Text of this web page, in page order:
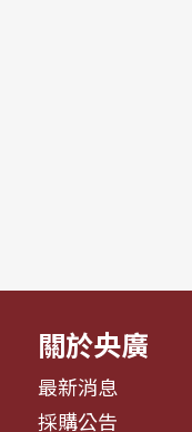
關於央廣
最新消息
採購公告